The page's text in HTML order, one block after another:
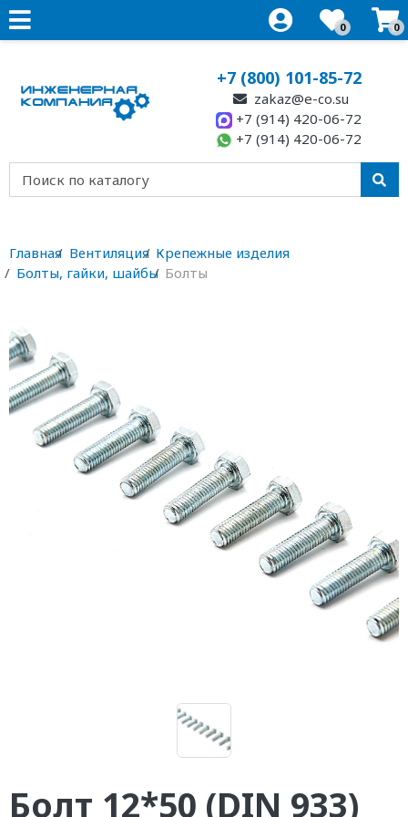
0 0
+7 (800) 101-85-72
zakaz@e-co.su
+7 (914) 420-06-72
+7 (914) 420-06-72
Главная Вентиляция Крепежные изделия
Болты, гайки, шайбы Болты
Болт 12*50 (DIN 933)